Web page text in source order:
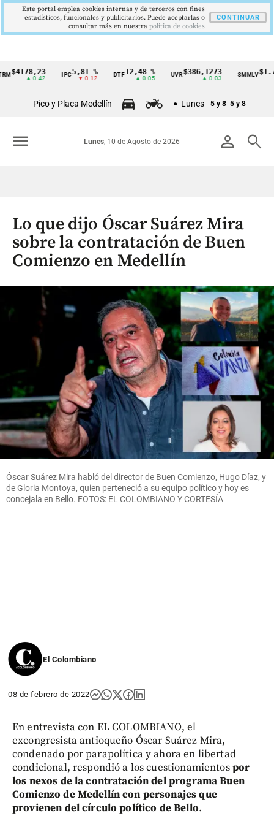
Cintillo
Colombia
▲ 0.42
IPC 5,81 %
▼ 0.12
DTF 12,48 %
▲ 0.05
UVR $386,1273
▲ 0.03
SMMLV
Pico y Placa Medellín Lunes 5 y 8 5 y 8
person search
Lunes, 10 de Agosto de 2026
menu
Lo que dijo Óscar Suárez Mira
sobre la contratación de Buen
Comienzo en Medellín
Óscar Suárez Mira habló del director de Buen Comienzo, Hugo Díaz, y
de Gloria Montoya, quien perteneció a su equipo político y hoy es
concejala en Bello. FOTOS: EL COLOMBIANO Y CORTESÍA
El Colombiano
08 de febrero de 2022
En entrevista con EL COLOMBIANO, el
excongresista antioqueño Óscar Suárez Mira,
condenado por parapolítica y ahora en libertad
condicional, respondió a los cuestionamientospor
los nexos de la contratación del programa Buen
Comienzo de Medellín con personajes que
provienen del círculo político de Bello.
Este portal emplea cookies internas y de terceros con fines
estadísticos, funcionales y publicitarios. Puede aceptarlas o
consultar más en nuestra politica de cookies
CONTINUAR